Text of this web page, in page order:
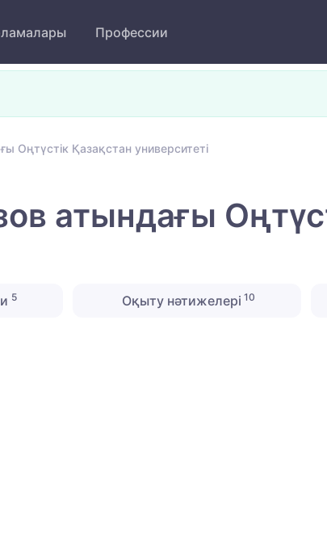
Профессии
Оңтүстік Қазақстан университеті
атындағы
5 Оқыту нәтижелері 10